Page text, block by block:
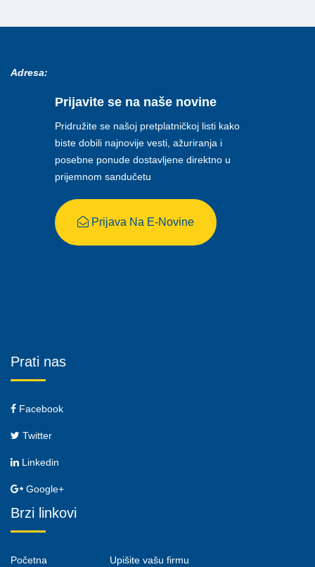
Adresa:
Prijavite se na naše novine
Pridružite se našoj pretplatničkoj listi kako
biste dobili najnovije vesti, ažuriranja i
posebne ponude dostavljene direktno u
prijemnom sandučetu
Prijava Na E-Novine
Prati nas
Facebook
Twitter
Linkedin
Google+
Brzi linkovi
Početna Upišite vašu firmu